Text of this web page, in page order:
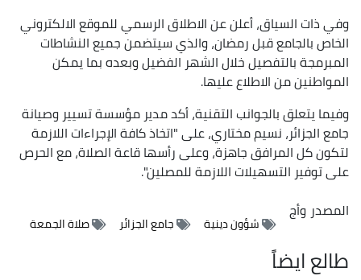
وفي ذات السياق، أعلن عن الاطلاق الرسمي للموقع الالكتروني
الخاص بالجامع قبل رمضان، والذي سيتضمن جميع النشاطات
المبرمجة بالتفصيل خلال الشهر الفضيل وبعده بما يمكن
المواطنين من الاطلاع عليها.
وفيما يتعلق بالجوانب التقنية، أكد مدير مؤسسة تسيير وصيانة
جامع الجزائر، نسيم مختاري، على "اتخاذ كافة الإجراءات اللازمة
لتكون كل المرافق جاهزة، وعلى رأسها قاعة الصلاة، مع الحرص
على توفير التسهيلات اللازمة للمصلين".
المصدروأج
شؤون دينية جامع الجزائر صلاة الجمعة
طالع ايضاً